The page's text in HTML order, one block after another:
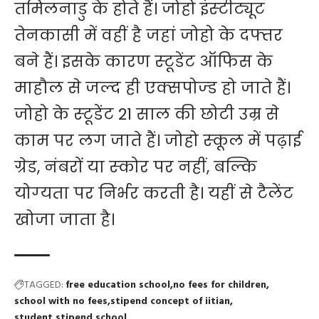
तमिलनाडु के होते हैं। जोहो इंस्‍टीट्यूट
तेनकासी में वहीं है जहां जोहो के दफ्तर
बने हैं। इसके कारण स्‍टूडेंट ऑफिस के
माहौल से जल्‍द ही एक्‍सपोज्‍ड हो जाते हैं।
जोहो के स्‍टूडेंट 21 साल की छोटी उम्र से
काम पर लग जाते हैं। जोहो स्‍कूल में पढ़ाई
ग्रेड, नंबरों या स्‍कोर पर नहीं, बल्कि
योग्‍यता पर निर्भर करती है। यहीं से टैलेंट
खोजा जाता है।
TAGGED: free education school no fees for children
school with no fees stipend concept of iitian